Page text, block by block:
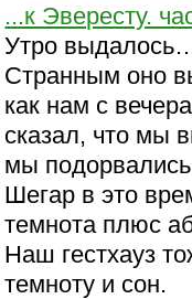
...к Эвересту.
Утро
Странным оно
как нам с
сказал, что мы
мы подорвались
Шегар в это
темнота плюс
Наш гестхауз
темноту и сон.